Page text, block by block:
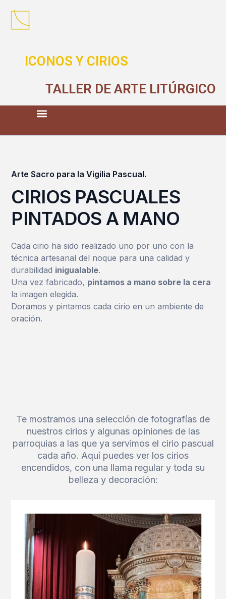
ICONOS Y CIRIOS
TALLER DE ARTE LITÚRGICO
Arte Sacro para la Vigilia Pascual.
CIRIOS PASCUALES
PINTADOS A MANO
Cada cirio ha sido realizado uno por uno con la
técnica artesanal del noque para una calidad y
durabilidad inigualable.
Una vez fabricado, pintamos a mano sobre la cera
la imagen elegida.
Doramos y pintamos cada cirio en un ambiente de
oración.
Te mostramos una selección de fotografías de
nuestros cirios y algunas opiniones de las
parroquias a las que ya servimos el cirio pascual
cada año. Aquí puedes ver los cirios
encendidos, con una llama regular y toda su
belleza y decoración: